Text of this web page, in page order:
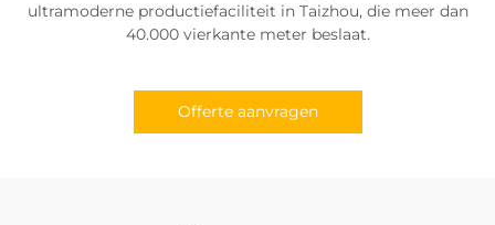
ultramoderne productiefaciliteit in Taizhou, die meer dan
40.000 vierkante meter beslaat.
Offerte aanvragen